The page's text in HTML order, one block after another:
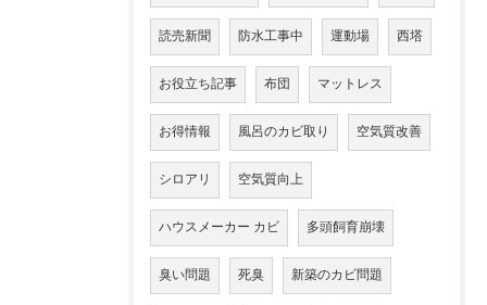
読売新聞 防水工事中 運動場 西塔
お役立ち記事 布団 マットレス
お得情報 風呂のカビ取り 空気質改善
シロアリ 空気質向上
ハウスメーカー カビ 多頭飼育崩壊
臭い問題 死臭 新築のカビ問題